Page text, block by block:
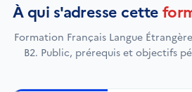
À qui s'adresse cette
Formation Français Langue
B2. Public, prérequis et objectifs